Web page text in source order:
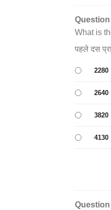
Question
What is
पहले दस
2280
2640
3820
4130
Question